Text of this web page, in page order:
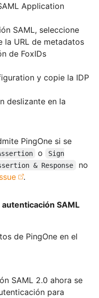
Application
SAML, seleccione
la URL de metadatos
de FoxIDs
y copie la IDP
deslizante en la
PingOne si se
o
Sign
& Response
no
.
SAML
de PingOne en el
SAML 2.0 ahora se
para